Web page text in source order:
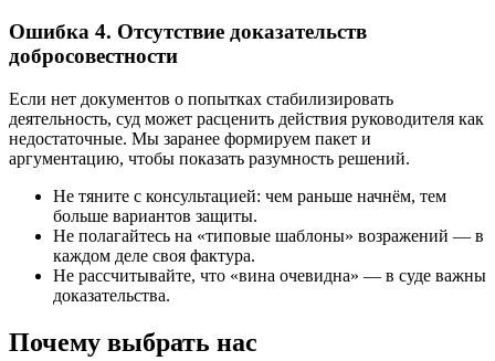
Ошибка 4. Отсутствие доказательств
добросовестности
Если нет документов о попытках стабилизировать
деятельность, суд может расценить действия руководителя как
недостаточные. Мы заранее формируем пакет и
аргументацию, чтобы показать разумность решений.
Не тяните с консультацией: чем раньше начнём, тем
больше вариантов защиты.
Не полагайтесь на «типовые шаблоны» возражений — в
каждом деле своя фактура.
Не рассчитывайте, что «вина очевидна» — в суде важны
доказательства.
Почему выбрать нас